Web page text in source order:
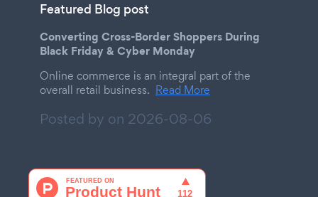
Featured Blog post
Converting Cross-Border Shoppers During
Black Friday & Cyber Monday
Online commerce is an integral part of the
overall retail business. Read More
Posted by on 2026-08-06